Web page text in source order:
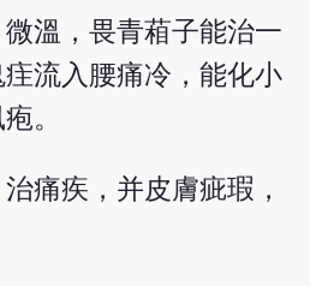
微溫，畏青葙子能治一
流入腰痛冷，能化小
。
痛疾，并皮膚疵瑕，